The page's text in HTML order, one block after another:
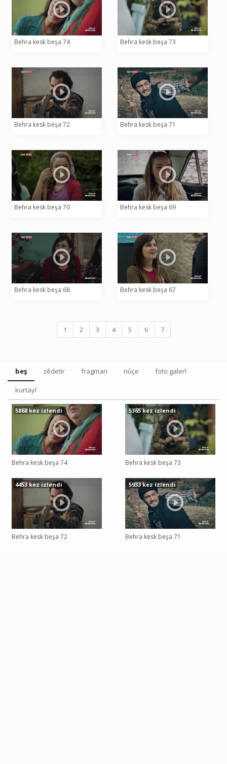
Behra kesk beşa 74 Behra kesk beşa 73
Behra kesk beşa 72 Behra kesk beşa 71
Behra kesk beşa 70 Behra kesk beşa 69
Behra kesk beşa 68 Behra kesk beşa 67
1 2 3 4 5 6 7
beş zêdetir fragman nûçe foto galerî
kurtayî
Behra kesk beşa 74
5868 kez izlendi
Behra kesk beşa 73
5365 kez izlendi
Behra kesk beşa 72
4453 kez izlendi
Behra kesk beşa 71
5933 kez izlendi